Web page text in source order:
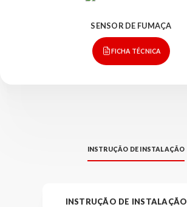
SENSOR DE FUMAÇA
FICHA TÉCNICA
INSTRUÇÃO DE INSTALAÇÃO
INSTRUÇÃO DE INSTALAÇÃO